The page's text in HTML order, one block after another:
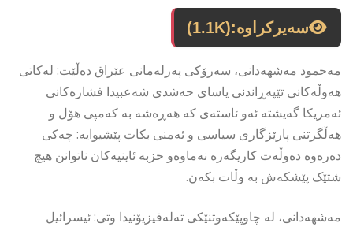
سەیرکراوە:(1.1K)
مەحمود مەشهەدانی، سەرۆكی پەرلەمانی عێراق دەڵێت: لەكاتی
هەوڵەكانی تێپەڕاندنی یاسای حەشدی شەعبیدا فشارەكانی
ئەمریكا گەیشتە ئەو ئاستەی کە هەڕەشە بە کەمپی هۆل و
هەڵگرتنی پارێزگاری سیاسی و ئەمنی بكات پێشیوایە: چەكی
دەرەوە دەوڵەت كاریگەرە نەماوەو حزبە ئاینیەكان ناتوانن هیچ
شتێک پێشکەش بە وڵات بكەن.
مەشهەدانی، لە چاوپێكەوتنێكی تەلەفیزیۆنیدا وتی: ئیسرائیل